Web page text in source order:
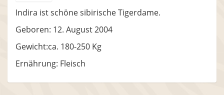
Indira ist schöne sibirische Tigerdame.
Geboren: 12. August 2004
Gewicht:ca. 180-250 Kg
Ernährung: Fleisch